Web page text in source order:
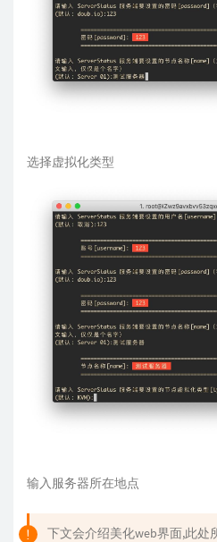
选择虚拟化类型
输入服务器所在地点
下文会介绍美化web界面,此处